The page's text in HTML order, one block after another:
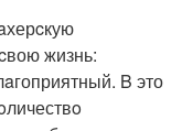
жизнь:
B это